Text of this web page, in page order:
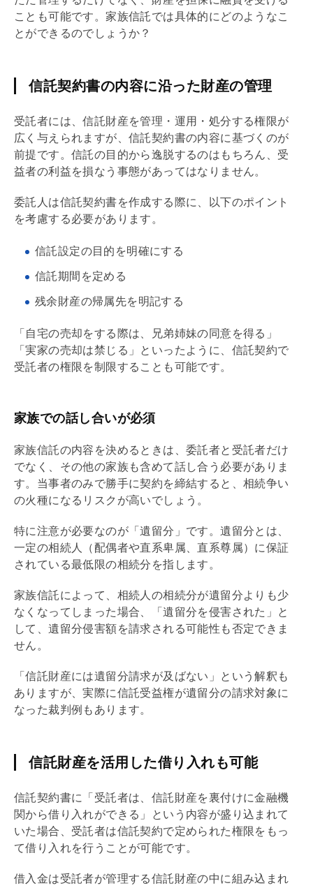
ことも可能です。家族信託では具体的にどのようなこ
とができるのでしょうか？
信託契約書の内容に沿った財産の管理
受託者には、信託財産を管理・運用・処分する権限が
広く与えられますが、信託契約書の内容に基づくのが
前提です。信託の目的から逸脱するのはもちろん、受
益者の利益を損なう事態があってはなりません。
委託人は信託契約書を作成する際に、以下のポイント
を考慮する必要があります。
信託設定の目的を明確にする
信託期間を定める
残余財産の帰属先を明記する
「自宅の売却をする際は、兄弟姉妹の同意を得る」
「実家の売却は禁じる」といったように、信託契約で
受託者の権限を制限することも可能です。
家族での話し合いが必須
家族信託の内容を決めるときは、委託者と受託者だけ
でなく、その他の家族も含めて話し合う必要がありま
す。当事者のみで勝手に契約を締結すると、相続争い
の火種になるリスクが高いでしょう。
特に注意が必要なのが「遺留分」です。遺留分とは、
一定の相続人（配偶者や直系卑属、直系尊属）に保証
されている最低限の相続分を指します。
家族信託によって、相続人の相続分が遺留分よりも少
なくなってしまった場合、「遺留分を侵害された」と
して、遺留分侵害額を請求される可能性も否定できま
せん。
「信託財産には遺留分請求が及ばない」という解釈も
ありますが、実際に信託受益権が遺留分の請求対象に
なった裁判例もあります。
信託財産を活用した借り入れも可能
信託契約書に「受託者は、信託財産を裏付けに金融機
関から借り入れができる」という内容が盛り込まれて
いた場合、受託者は信託契約で定められた権限をもっ
て借り入れを行うことが可能です。
借入金は受託者が管理する信託財産の中に組み込まれ